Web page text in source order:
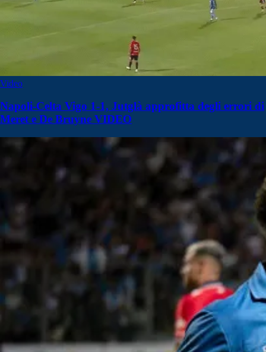
Video
Napoli-Celta Vigo 1-1, Jutglà approfitta degli errori di
Meret e De Bruyne VIDEO